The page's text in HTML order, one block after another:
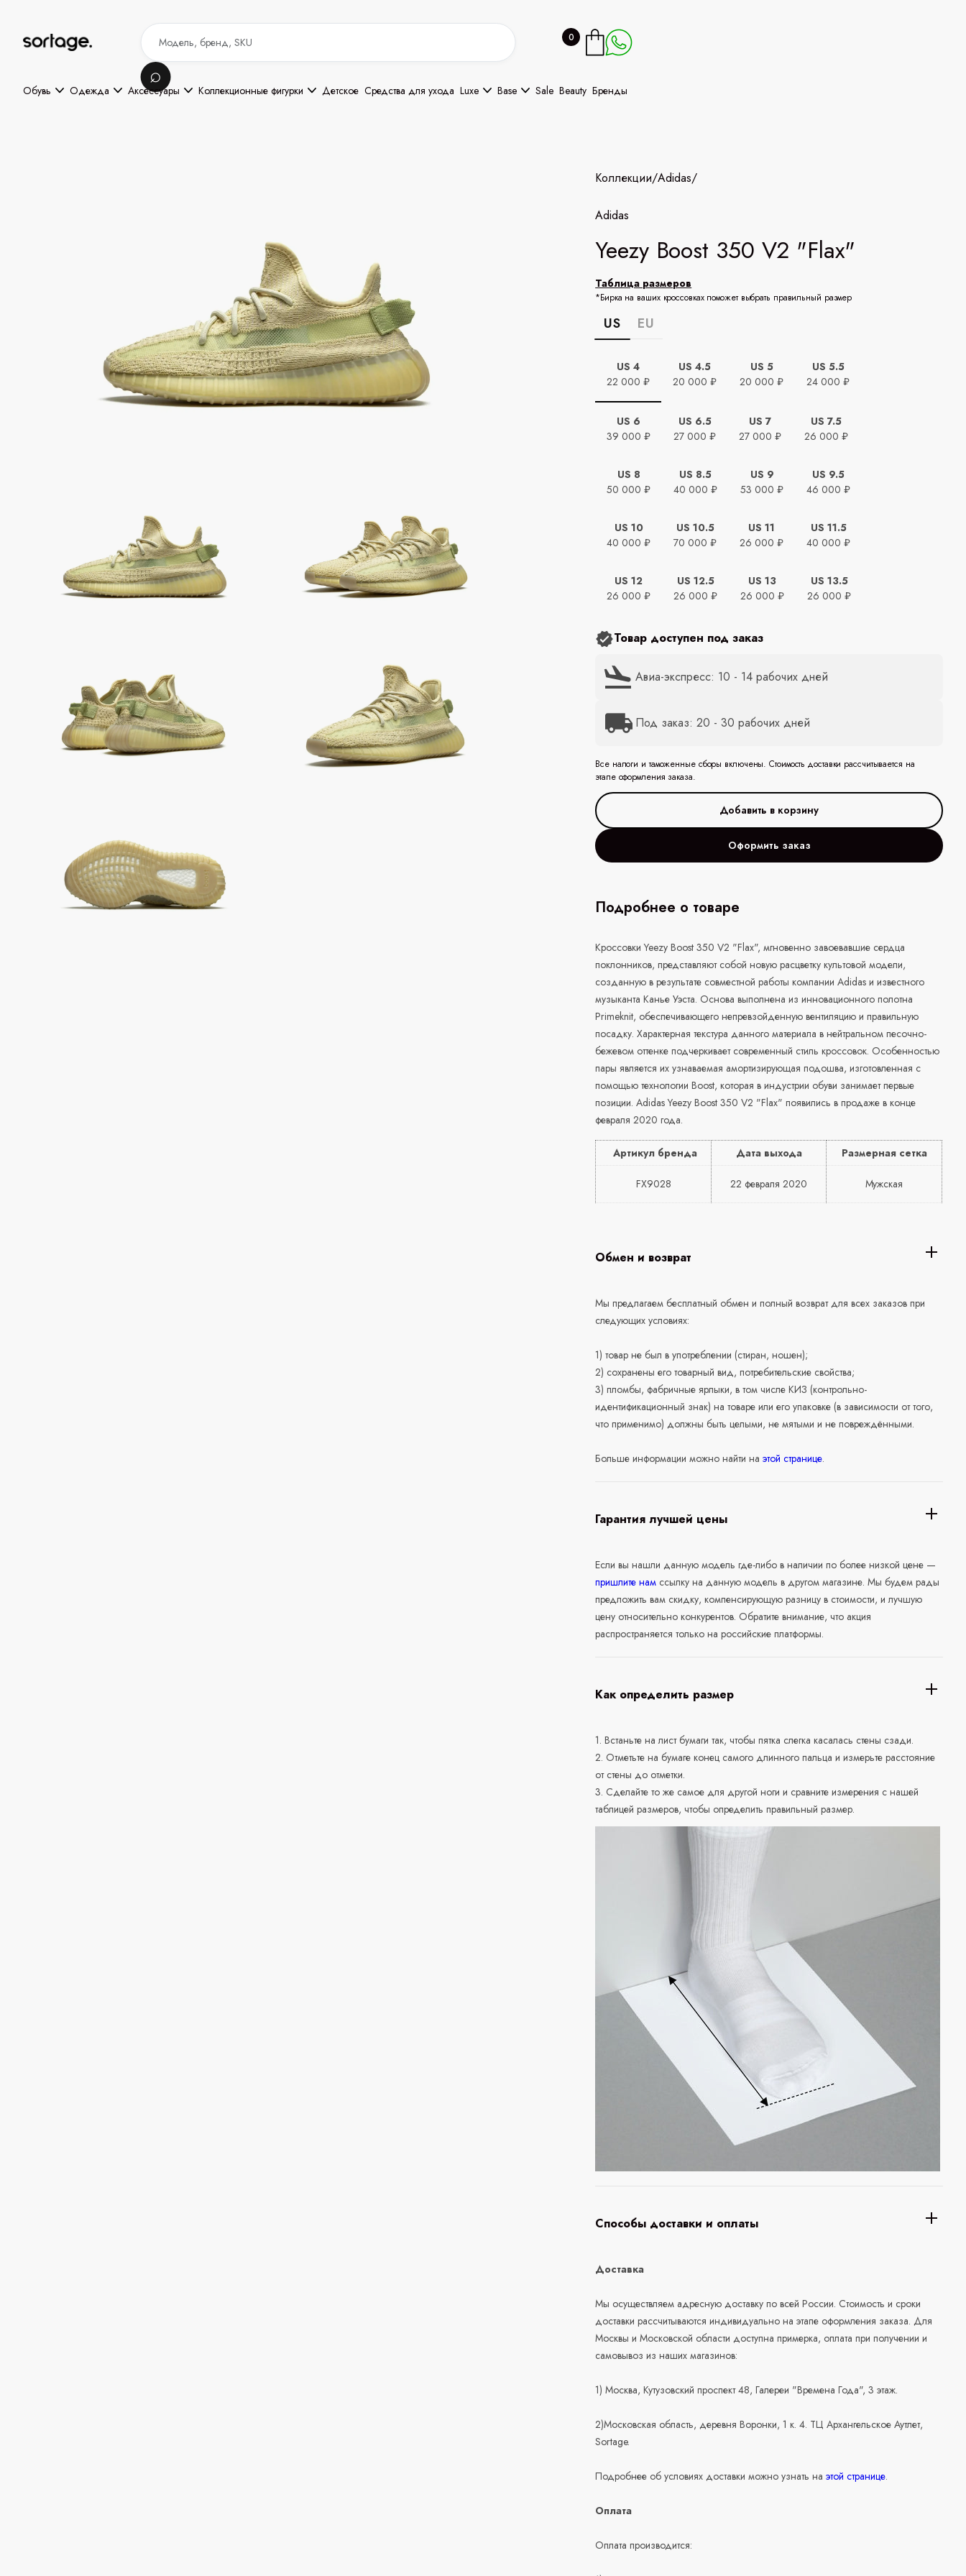
0
Обувь Одежда Аксессуары Коллекционные фигурки Детское Средства для ухода Luxe Base Sale Beauty Бренды
Коллекции/Adidas/
Adidas
Yeezy Boost 350 V2 "Flax"
Таблица размеров
*Бирка на ваших кроссовках поможет выбрать правильный размер
US EU
US 4
22 000 ₽
US 4.5
20 000 ₽
US 5
20 000 ₽
US 5.5
24 000 ₽
US 6
39 000 ₽
US 6.5
27 000 ₽
US 7
27 000 ₽
US 7.5
26 000 ₽
US 8
50 000 ₽
US 8.5
40 000 ₽
US 9
53 000 ₽
US 9.5
46 000 ₽
US 10
40 000 ₽
US 10.5
70 000 ₽
US 11
26 000 ₽
US 11.5
40 000 ₽
US 12
26 000 ₽
US 12.5
26 000 ₽
US 13
26 000 ₽
US 13.5
26 000 ₽
Товар доступен под заказ
Авиа-экспресс: 10 - 14 рабочих дней
Под заказ: 20 - 30 рабочих дней
Все налоги и таможенные сборы включены. Стоимость доставки рассчитывается на
этапе оформления заказа.
Оформить заказ
Подробнее о товаре
Кроссовки Yeezy Boost 350 V2 "Flax", мгновенно завоевавшие сердца
поклонников, представляют собой новую расцветку культовой модели,
созданную в результате совместной работы компании Adidas и известного
музыканта Канье Уэста. Основа выполнена из инновационного полотна
Primeknit, обеспечивающего непревзойденную вентиляцию и правильную
посадку. Характерная текстура данного материала в нейтральном песочно-
бежевом оттенке подчеркивает современный стиль кроссовок. Особенностью
пары является их узнаваемая амортизирующая подошва, изготовленная с
помощью технологии Boost, которая в индустрии обуви занимает первые
позиции. Adidas Yeezy Boost 350 V2 "Flax" появились в продаже в конце
февраля 2020 года.
Артикул бренда Дата выхода Размерная сетка
FX9028 22 февраля 2020 Мужская
Обмен и возврат
Мы предлагаем бесплатный обмен и полный возврат для всех заказов при
следующих условиях:
1) товар не был в употреблении (стиран, ношен);
2) сохранены его товарный вид, потребительские свойства;
3) пломбы, фабричные ярлыки, в том числе КИЗ (контрольно-
идентификационный знак) на товаре или его упаковке (в зависимости от того,
что применимо) должны быть целыми, не мятыми и не повреждёнными.
Больше информации можно найти наэтой странице.
Гарантия лучшей цены
Если вы нашли данную модель где-либо в наличии по более низкой цене —
пришлите нам ссылку на данную модель в другом магазине. Мы будем рады
предложить вам скидку, компенсирующую разницу в стоимости, и лучшую
цену относительно конкурентов. Обратите внимание, что акция
распространяется только на российские платформы.
Как определить размер
1. Встаньте на лист бумаги так, чтобы пятка слегка касалась стены сзади.
2. Отметьте на бумаге конец самого длинного пальца и измерьте расстояние
от стены до отметки.
3. Сделайте то же самое для другой ноги и сравните измерения с нашей
таблицей размеров, чтобы определить правильный размер.
Способы доставки и оплаты
Доставка
Мы осуществляем адресную доставку по всей России. Стоимость и сроки
доставки рассчитываются индивидуально на этапе оформления заказа. Для
Москвы и Московской области доступна примерка, оплата при получении и
самовывоз из наших магазинов:
1) Москва, Кутузовский проспект 48, Галереи "Времена Года", 3 этаж.
2)Московская область, деревня Воронки, 1 к. 4. ТЦ Архангельское Аутлет,
Sortage.
Подробнее об условиях доставки можно узнать наэтой странице.
Оплата
Оплата производится: